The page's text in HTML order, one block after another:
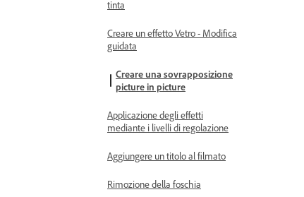
tinta
Creare un effetto Vetro - Modifica
guidata
Creare una sovrapposizione
picture in picture
Applicazione degli effetti
mediante i livelli di regolazione
Aggiungere un titolo al filmato
Rimozione della foschia